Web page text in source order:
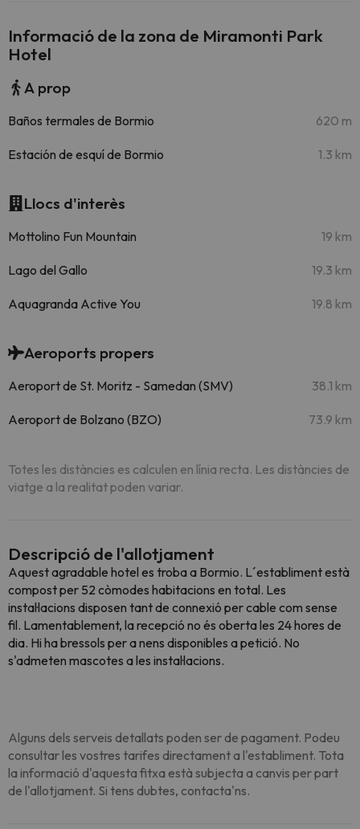
Informació de la zona de Miramonti Park
Hotel
A prop
Baños termales de Bormio 620 m
Estación de esquí de Bormio 1.3 km
Llocs d'interès
Mottolino Fun Mountain 19 km
Lago del Gallo 19.3 km
Aquagranda Active You 19.8 km
Aeroports propers
Aeroport de St. Moritz - Samedan (SMV) 38.1 km
Aeroport de Bolzano (BZO) 73.9 km
Totes les distàncies es calculen en línia recta. Les distàncies de
viatge a la realitat poden variar.
Descripció de l'allotjament
Aquest agradable hotel es troba a Bormio. L´establiment està
compost per 52 còmodes habitacions en total. Les
instal·lacions disposen tant de connexió per cable com sense
fil. Lamentablement, la recepció no és oberta les 24 hores de
dia. Hi ha bressols per a nens disponibles a petició. No
s'admeten mascotes a les instal·lacions.
Alguns dels serveis detallats poden ser de pagament. Podeu
consultar les vostres tarifes directament a l'establiment. Tota
la informació d'aquesta fitxa està subjecta a canvis per part
de l'allotjament. Si tens dubtes, contacta'ns.